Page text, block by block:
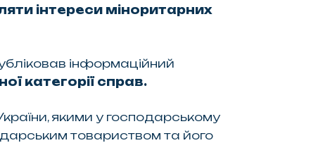
інтереси міноритарних
інформаційний
категорії справ.
якими у господарському
товариством та його